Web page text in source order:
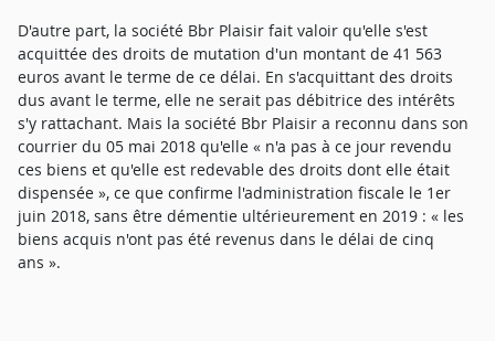
D'autre part, la société Bbr Plaisir fait valoir qu'elle s'est
acquittée des droits de mutation d'un montant de 41 563
euros avant le terme de ce délai. En s'acquittant des droits
dus avant le terme, elle ne serait pas débitrice des intérêts
s'y rattachant. Mais la société Bbr Plaisir a reconnu dans son
courrier du 05 mai 2018 qu'elle « n'a pas à ce jour revendu
ces biens et qu'elle est redevable des droits dont elle était
dispensée », ce que confirme l'administration fiscale le 1er
juin 2018, sans être démentie ultérieurement en 2019 : « les
biens acquis n'ont pas été revenus dans le délai de cinq
ans ».